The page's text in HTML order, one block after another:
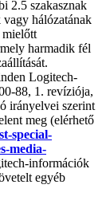
2.5 szakasznak
vagy hálózatának
mielőtt
harmadik fél
Logitech-
88, 1. revíziója,
irányelvei szerint
meg (elérhető
special-
media-
információk
egyéb